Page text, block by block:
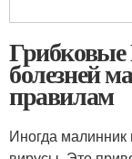
болезней
правилам
Иногда